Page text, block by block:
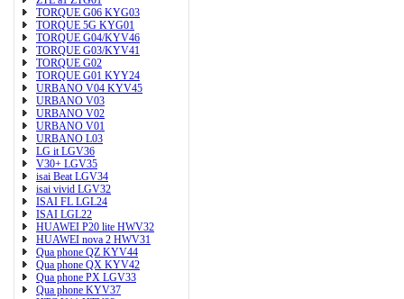
TORQUE G06 KYG03
TORQUE 5G KYG01
TORQUE G04/KYV46
TORQUE G03/KYV41
TORQUE G02
TORQUE G01 KYY24
URBANO V04 KYV45
URBANO V03
URBANO V02
URBANO V01
URBANO L03
LG it LGV36
V30+ LGV35
isai Beat LGV34
isai vivid LGV32
ISAI FL LGL24
ISAI LGL22
HUAWEI P20 lite HWV32
HUAWEI nova 2 HWV31
Qua phone QZ KYV44
Qua phone QX KYV42
Qua phone PX LGV33
Qua phone KYV37